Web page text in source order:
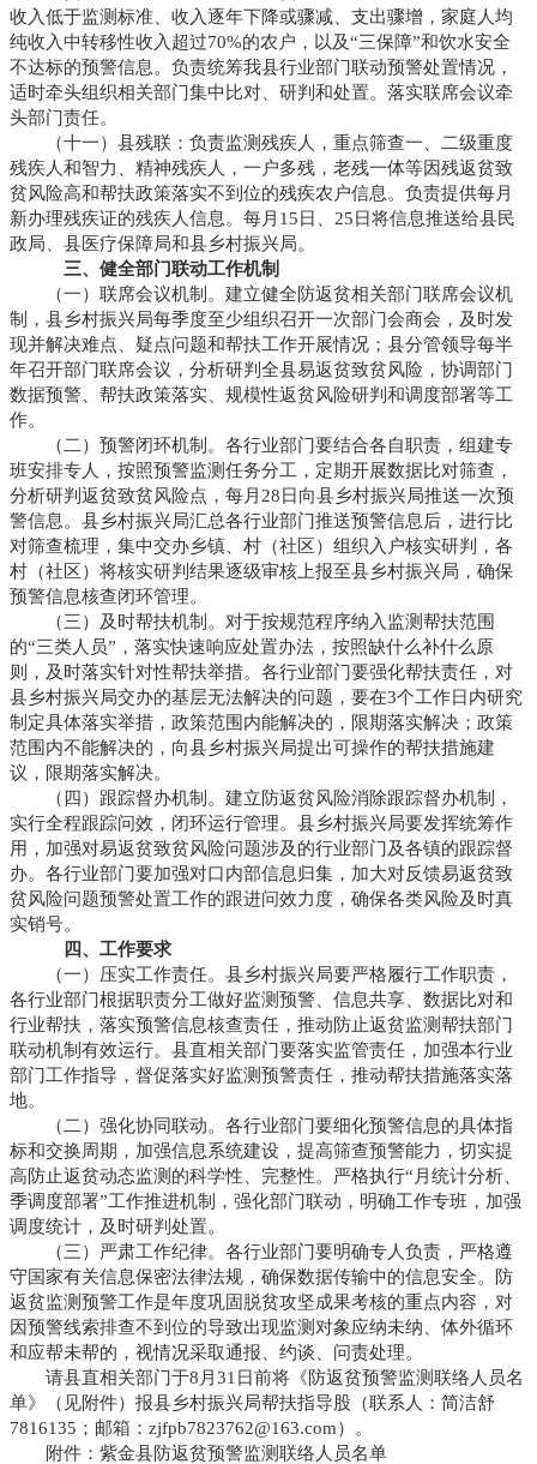
收入低于监测标准、收入逐年下降或骤减、支出骤增，家庭人均
纯收入中转移性收入超过70%的农户，以及“三保障”和饮水安全
不达标的预警信息。负责统筹我县行业部门联动预警处置情况，
适时牵头组织相关部门集中比对、研判和处置。落实联席会议牵
头部门责任。
（十一）县残联：负责监测残疾人，重点筛查一、二级重度
残疾人和智力、精神残疾人，一户多残，老残一体等因残返贫致
贫风险高和帮扶政策落实不到位的残疾农户信息。负责提供每月
新办理残疾证的残疾人信息。每月15日、25日将信息推送给县民
政局、县医疗保障局和县乡村振兴局。
三、健全部门联动工作机制
（一）联席会议机制。建立健全防返贫相关部门联席会议机
制，县乡村振兴局每季度至少组织召开一次部门会商会，及时发
现并解决难点、疑点问题和帮扶工作开展情况；县分管领导每半
年召开部门联席会议，分析研判全县易返贫致贫风险，协调部门
数据预警、帮扶政策落实、规模性返贫风险研判和调度部署等工
作。
（二）预警闭环机制。各行业部门要结合各自职责，组建专
班安排专人，按照预警监测任务分工，定期开展数据比对筛查，
分析研判返贫致贫风险点，每月28日向县乡村振兴局推送一次预
警信息。县乡村振兴局汇总各行业部门推送预警信息后，进行比
对筛查梳理，集中交办乡镇、村（社区）组织入户核实研判，各
村（社区）将核实研判结果逐级审核上报至县乡村振兴局，确保
预警信息核查闭环管理。
（三）及时帮扶机制。对于按规范程序纳入监测帮扶范围
的“三类人员”，落实快速响应处置办法，按照缺什么补什么原
则，及时落实针对性帮扶举措。各行业部门要强化帮扶责任，对
县乡村振兴局交办的基层无法解决的问题，要在3个工作日内研究
制定具体落实举措，政策范围内能解决的，限期落实解决；政策
范围内不能解决的，向县乡村振兴局提出可操作的帮扶措施建
议，限期落实解决。
（四）跟踪督办机制。建立防返贫风险消除跟踪督办机制，
实行全程跟踪问效，闭环运行管理。县乡村振兴局要发挥统筹作
用，加强对易返贫致贫风险问题涉及的行业部门及各镇的跟踪督
办。各行业部门要加强对口内部信息归集，加大对反馈易返贫致
贫风险问题预警处置工作的跟进问效力度，确保各类风险及时真
实销号。
四、工作要求
（一）压实工作责任。县乡村振兴局要严格履行工作职责，
各行业部门根据职责分工做好监测预警、信息共享、数据比对和
行业帮扶，落实预警信息核查责任，推动防止返贫监测帮扶部门
联动机制有效运行。县直相关部门要落实监管责任，加强本行业
部门工作指导，督促落实好监测预警责任，推动帮扶措施落实落
地。
（二）强化协同联动。各行业部门要细化预警信息的具体指
标和交换周期，加强信息系统建设，提高筛查预警能力，切实提
高防止返贫动态监测的科学性、完整性。严格执行“月统计分析、
季调度部署”工作推进机制，强化部门联动，明确工作专班，加强
调度统计，及时研判处置。
（三）严肃工作纪律。各行业部门要明确专人负责，严格遵
守国家有关信息保密法律法规，确保数据传输中的信息安全。防
返贫监测预警工作是年度巩固脱贫攻坚成果考核的重点内容，对
因预警线索排查不到位的导致出现监测对象应纳未纳、体外循环
和应帮未帮的，视情况采取通报、约谈、问责处理。
请县直相关部门于8月31日前将《防返贫预警监测联络人员名
单》（见附件）报县乡村振兴局帮扶指导股（联系人：简洁舒
7816135；邮箱：zjfpb7823762@163.com）。
附件：紫金县防返贫预警监测联络人员名单